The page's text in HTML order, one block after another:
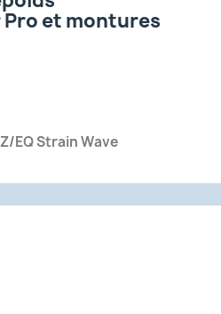
et montures
EQ Strain Wave